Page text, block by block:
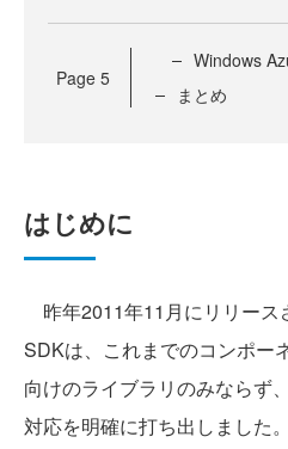
Page 5
Windows
まとめ
はじめに
昨年2011年11月にリリース
SDKは、これまでのコンポー
向けのライブラリのみならず
対応を明確に打ち出しました